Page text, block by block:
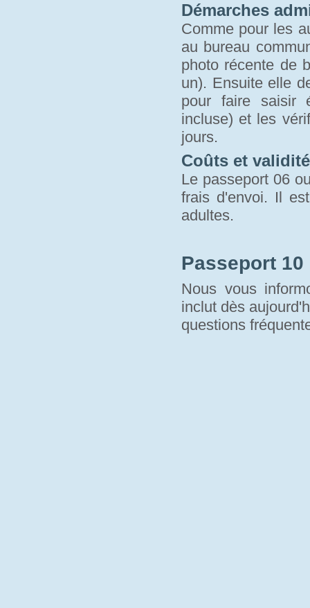
Démarches
Comme pour les
au bureau
photo récente de
un). Ensuite elle
pour faire saisir
incluse) et les
jours.
Coûts et
Le passeport 06
frais d'envoi. Il
adultes.
Passeport 10
Nous vous
inclut dès
questions